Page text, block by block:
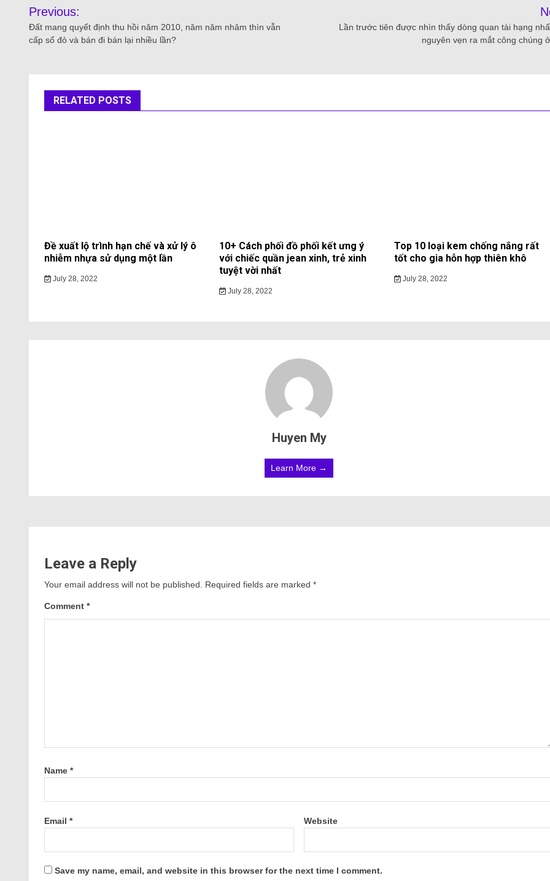
Previous:
Đất mang quyết định thu hồi năm 2010, năm năm nhâm thìn vẫn
cấp sổ đỏ và bán đi bán lại nhiều lần?
Lần trước tiên được nhìn thấy dòng quan tài hạng
nguyên vẹn ra mắt công chúng
RELATED POSTS
Đề xuất lộ trình hạn chế và xử lý ô
nhiễm nhựa sử dụng một lần
July 28, 2022
10+ Cách phối đồ phối kết ưng ý
với chiếc quần jean xinh, trẻ xinh
tuyệt vời nhất
July 28, 2022
Top 10 loại kem chống nắng rất
tốt cho gia hỗn hợp thiên khô
July 28, 2022
Huyen My
Learn More →
Leave a Reply
Your email address will not be published. Required fields are marked *
Comment *
Name *
Email * Website
Save my name, email, and website in this browser for the next time I comment.